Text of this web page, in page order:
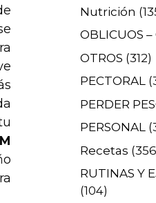
Nutrición
OBLICUOS
OTROS (312)
PECTORAL
PERDER
PERSONAL
Recetas
RUTINAS Y
(104)